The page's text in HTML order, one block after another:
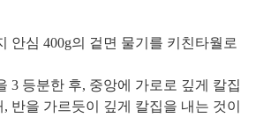
안심 400g의 겉면 물기를 키친타월로
3 등분한 후, 중앙에 가로로 깊게 칼집
반을 가르듯이 깊게 칼집을 내는 것이